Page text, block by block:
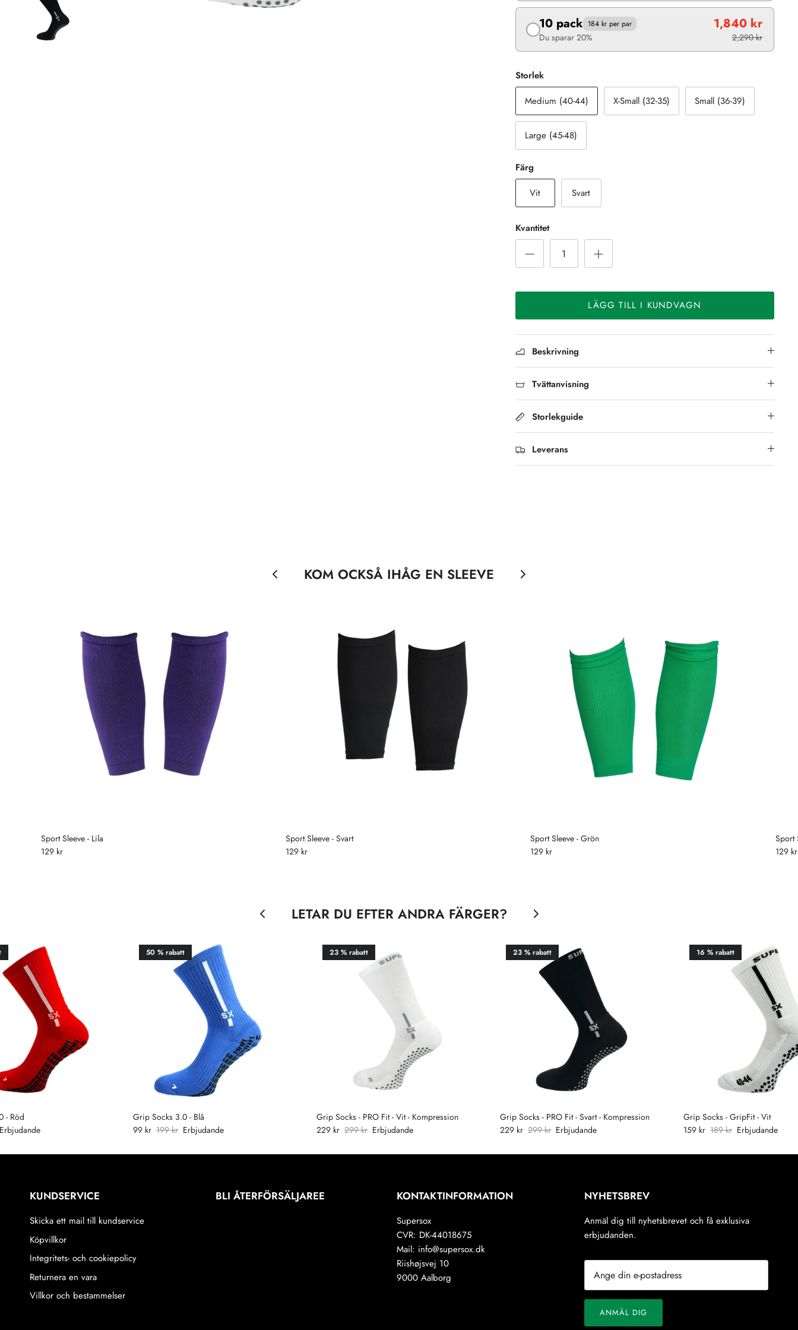
10 pack 184 kr per par
Du sparar 20%
1,840 kr
2,290 kr
Storlek
Medium (40-44)
X-Small (32-35) Small (36-39)
Large (45-48)
Färg
Vit
Svart
Kvantitet
LÄGG TILL I KUNDVAGN
Beskrivning
Tvättanvisning
Storlekguide
Leverans
KOM OCKSÅ IHÅG EN SLEEVE
Sport Sleeve - Lila
129 kr
Sport Sleeve - Svart
129 kr
Sport Sleeve - Grön
129 kr
Sport
129 kr
LETAR DU EFTER ANDRA FÄRGER?
- Röd
50 % rabatt
Grip Socks 3.0 - Blå
99 kr 199 kr Erbjudande
23 % rabatt
Grip Socks - PRO Fit - Vit - Kompression
229 kr 299 kr Erbjudande
23 % rabatt
Grip Socks - PRO Fit - Svart - Kompression
229 kr 299 kr Erbjudande
16 % rabatt
Grip Socks - GripFit - Vit
159 kr 189 kr Erbjudande
KUNDSERVICE
Skicka ett mail till kundservice
Köpvillkor
Integritets- och cookiepolicy
Returnera en vara
Villkor och bestammelser
BLI ÅTERFÖRSÄLJAREE KONTAKTINFORMATION
Supersox
CVR: DK-44018675
Mail: info@supersox.dk
Riishøjsvej 10
9000 Aalborg
NYHETSBREV
Anmäl dig till nyhetsbrevet och få exklusiva
erbjudanden.
ANMÄL DIG